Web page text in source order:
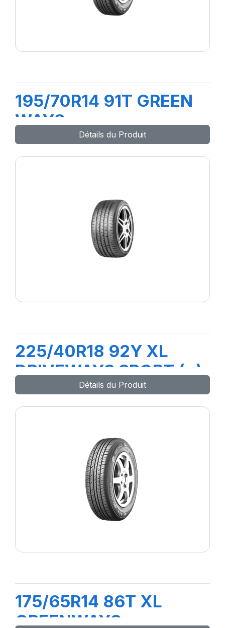
195/70R14 91T GREEN
WAYS
Détails du Produit
225/40R18 92Y XL
DRIVEWAYS SPORT (+)
Détails du Produit
175/65R14 86T XL
GREENWAYS